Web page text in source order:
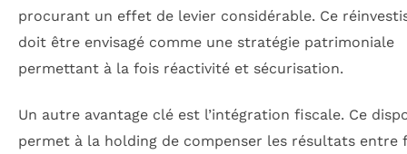
procurant un effet de levier considérable. Ce
doit être envisagé comme une stratégie patrimoniale
permettant à la fois réactivité et sécurisation.
Un autre avantage clé est l’intégration fiscale. Ce
permet à la holding de compenser les résultats entre